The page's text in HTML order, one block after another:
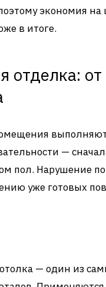
экономия на
в итоге.
отделка: от
—
пол. Нарушение
уже готовых
— один из